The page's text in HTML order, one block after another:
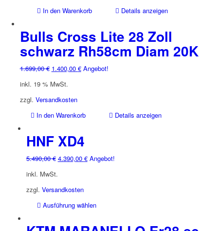
In den Warenkorb
Details anzeigen
Bulls Cross Lite 28 Zoll
schwarz Rh58cm Diam 20K
1.699,00€ Ursprünglicher
war:
1.699,00 €
1.400,00 €Aktueller
Angebot!
inkl. 19 % MwSt.
zzgl. Versandkosten
In den Warenkorb
Details anzeigen
HNF XD4
5.490,00€ Ursprünglicher
war:
5.490,00 €
4.390,00 €Aktueller
Angebot!
inkl. MwSt.
zzgl. Versandkosten
Ausführung wählen
weist